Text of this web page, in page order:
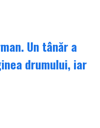
Un tânăr a
drumului, iar